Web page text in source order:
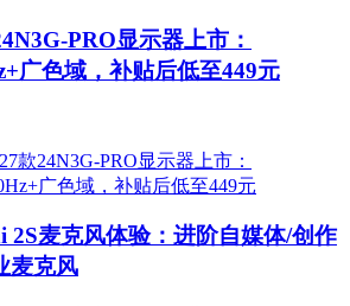
PRO显示器上市：
广色域，补贴后低至449元
麦克风体验：进阶自媒体/创作
麦克风